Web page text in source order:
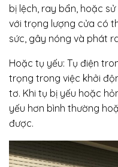
bị lệch, ray bẩn, hoặc
với trọng lượng cửa có
sức, gây nóng và phát
Hoặc tụ yếu: Tụ điện
trọng trong việc khởi
tơ. Khi tụ bị yếu hoặc
yếu hơn bình thường
được.